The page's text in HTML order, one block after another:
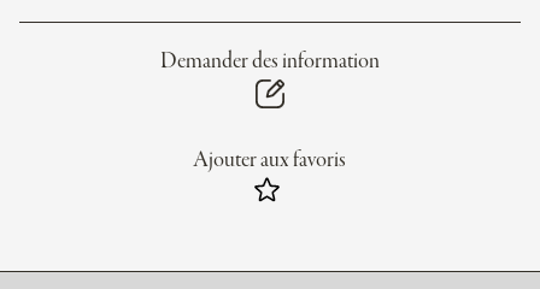
Demander des information
Ajouter aux favoris